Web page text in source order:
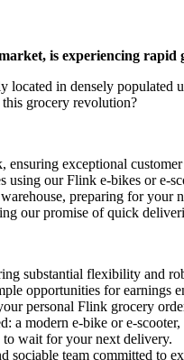
is experiencing
located in densely
grocery revolution?
ensuring exceptional
using our Flink e-bikes or e-
preparing for your
our promise of quick
substantial flexibility and
opportunities for earnings
personal Flink grocery
a modern e-bike or e-
to wait for your next delivery.
sociable team committed to